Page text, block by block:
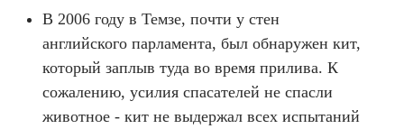
В 2006 году в Темзе, почти у стен
английского парламента, был обнаружен кит,
который заплыв туда во время прилива. К
сожалению, усилия спасателей не спасли
животное - кит не выдержал всех испытаний